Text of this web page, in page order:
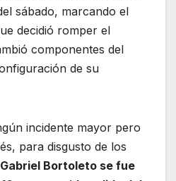
sábado, marcando el
decidió romper el
componentes del
de su
incidente mayor pero
para disgusto de los
Gabriel Bortoleto se fue